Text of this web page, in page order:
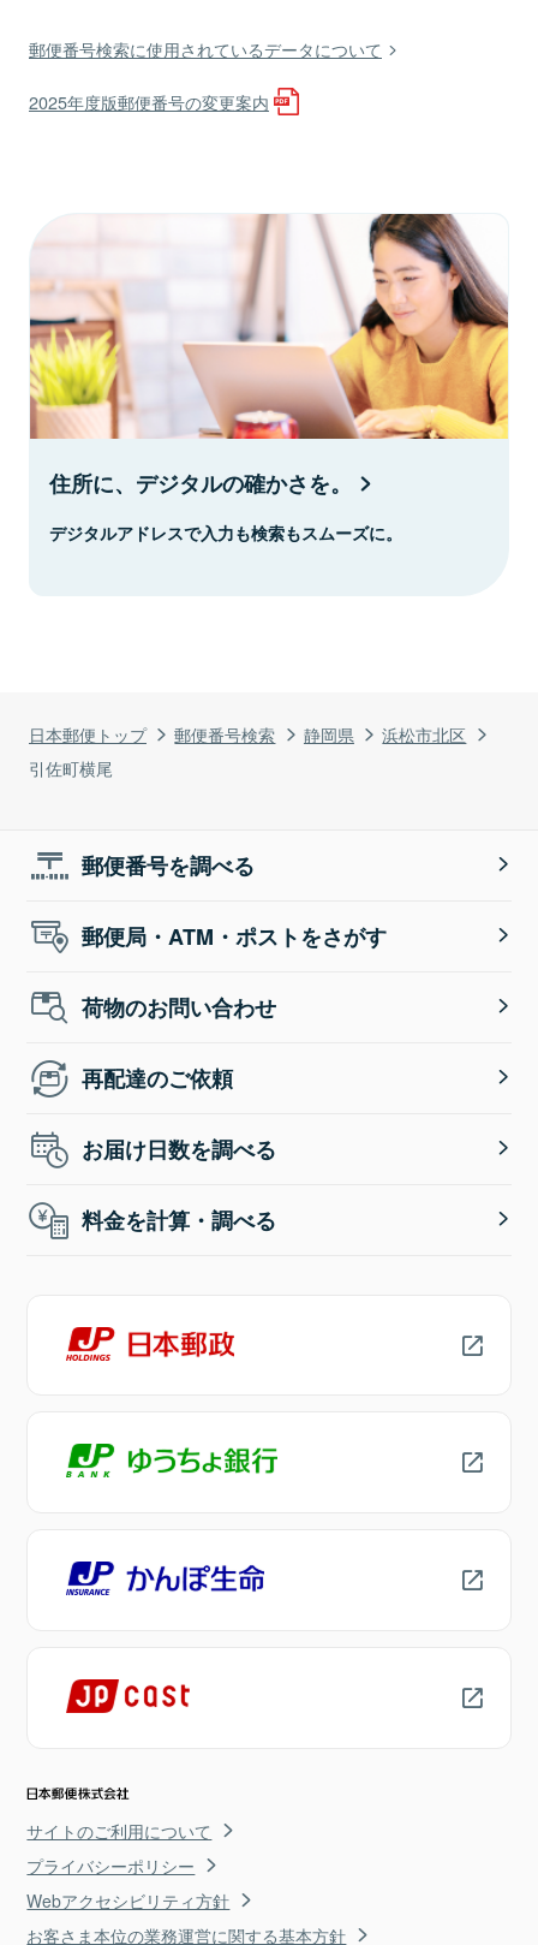
日本郵便トップ 郵便番号検索 静岡県
浜松市北区
引佐町横尾
郵便番号検索に使用されているデータについて
2025年度版郵便番号の変更案内
住所に、デジタルの確かさを。
デジタルアドレスで入力も検索もスムーズに。
郵便番号を調べる
郵便局・ATM・ポストをさがす
荷物のお問い合わせ
再配達のご依頼
お届け日数を調べる
料金を計算・調べる
サイトのご利用について
プライバシーポリシー
Webアクセシビリティ方針
お客さま本位の業務運営に関する基本方針